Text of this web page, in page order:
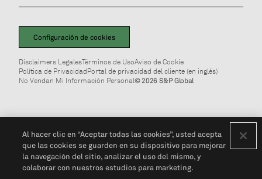
Configuración de cookies
Disclaimers LegalesTérminos de UsoAviso de Cookie
Política de PrivacidadPortal de privacidad del cliente (en inglés)
No Vendan Mi Información Personal© 2026 S&P Global
Al hacer clic en “Aceptar todas las cookies”, usted acepta
que las cookies se guarden en su dispositivo para mejorar
la navegación del sitio, analizar el uso del mismo, y
colaborar con nuestros estudios para marketing.